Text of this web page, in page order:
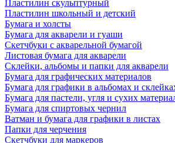
Пластилин скульптурный
Пластилин школьный и детский
Бумага и холсты
Бумага для акварели и гуаши
Скетчбуки с акварельной бумагой
Листовая бумага для акварели
Склейки, альбомы и папки для акварели
Бумага для графических материалов
Бумага для графики в альбомах и
Бумага для пастели, угля и сухих
Бумага для спиртовых чернил
Ватман и бумага для графики в листах
Папки для черчения
Скетчбуки для маркеров